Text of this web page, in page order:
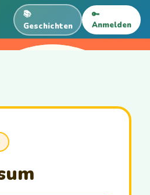
📚
Geschichten
🔑
Anmelden